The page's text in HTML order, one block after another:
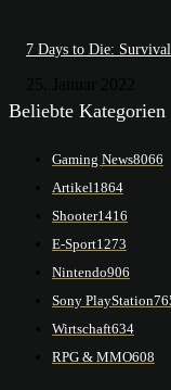
7 Days to Die:
Beliebte Kategorien
Gaming News8066
Artikel1864
Shooter1416
E-Sport1273
Nintendo906
Sony PlayStation
Wirtschaft634
RPG & MMO608